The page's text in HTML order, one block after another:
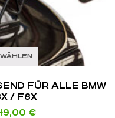
FÜR ALLE BMW
/ F8X
€